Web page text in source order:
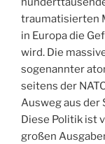
traumatisierten
in Europa die
wird. Die
sogenannter
seitens der
Ausweg aus der
Diese Politik ist
großen